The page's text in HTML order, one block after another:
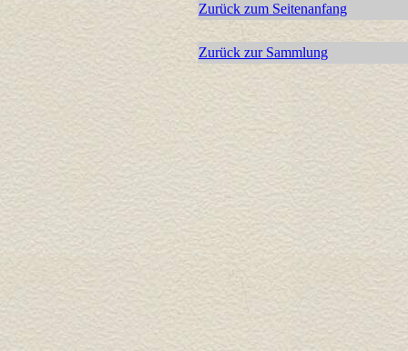
Zurück zum Seitenanfang
Zurück zur Sammlung